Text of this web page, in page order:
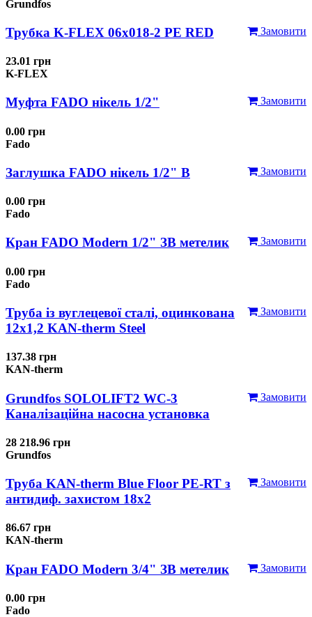
Grundfos
Замовити
Трубка K-FLEX 06x018-2 РЕ RED
23.01 грн
K-FLEX
Замовити
Муфта FADO нікель 1/2"
0.00 грн
Fado
Замовити
Заглушка FADO нікель 1/2" В
0.00 грн
Fado
Замовити
Кран FADO Modern 1/2" ЗВ метелик
0.00 грн
Fado
Замовити
Труба із вуглецевої сталі, оцинкована
12x1,2 KAN-therm Steel
137.38 грн
KAN-therm
Замовити
Grundfos SOLOLIFT2 WC-3
Каналізаційна насосна установка
28 218.96 грн
Grundfos
Замовити
Труба KAN-therm Blue Floor PE-RT з
антидиф. захистом 18х2
86.67 грн
KAN-therm
Замовити
Кран FADO Modern 3/4" ЗВ метелик
0.00 грн
Fado